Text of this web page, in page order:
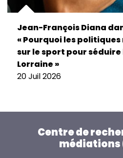
Jean-François Diana
« Pourquoi les
sur le sport pour
Lorraine »
20 Juil 2026
Centre de
médiations